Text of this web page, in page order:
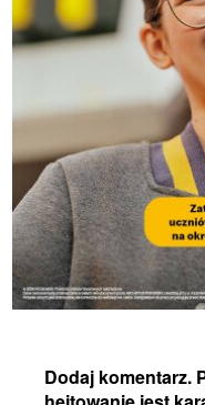
Dodaj komentarz.